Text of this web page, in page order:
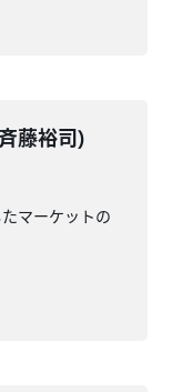
藤裕司)
マーケットの